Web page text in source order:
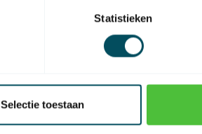
Statistieken
Selectie toestaan